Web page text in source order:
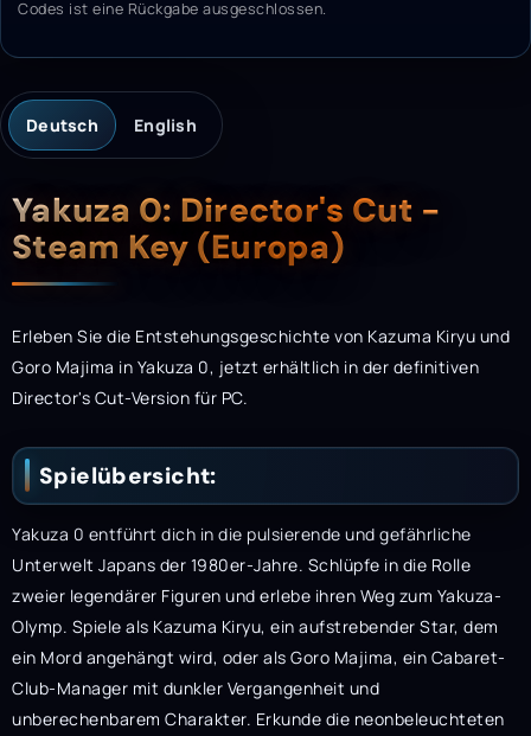
Codes ist eine Rückgabe ausgeschlossen.
Deutsch English
Beschreibung
Yakuza 0: Director's Cut -
Steam Key (Europa)
Erleben Sie die Entstehungsgeschichte von Kazuma Kiryu und
Goro Majima in Yakuza 0, jetzt erhältlich in der definitiven
Director's Cut-Version für PC.
Spielübersicht:
Yakuza 0 entführt dich in die pulsierende und gefährliche
Unterwelt Japans der 1980er-Jahre. Schlüpfe in die Rolle
zweier legendärer Figuren und erlebe ihren Weg zum Yakuza-
Olymp. Spiele als Kazuma Kiryu, ein aufstrebender Star, dem
ein Mord angehängt wird, oder als Goro Majima, ein Cabaret-
Club-Manager mit dunkler Vergangenheit und
unberechenbarem Charakter. Erkunde die neonbeleuchteten